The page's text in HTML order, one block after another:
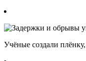
Учёные создали